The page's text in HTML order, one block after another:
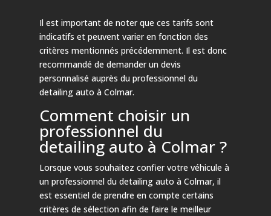
Il est important de noter que ces tarifs sont
indicatifs et peuvent varier en fonction des
critères mentionnés précédemment. Il est donc
recommandé de demander un devis
personnalisé auprès du professionnel du
detailing auto à Colmar.
Comment choisir un
professionnel du
detailing auto à Colmar ?
Lorsque vous souhaitez confier votre véhicule à
un professionnel du detailing auto à Colmar, il
est essentiel de prendre en compte certains
critères de sélection afin de faire le meilleur